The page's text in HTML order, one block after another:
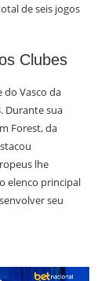
de seis jogos
Clubes
do Vasco da
Durante sua
Forest, da
lhe
elenco principal
seu